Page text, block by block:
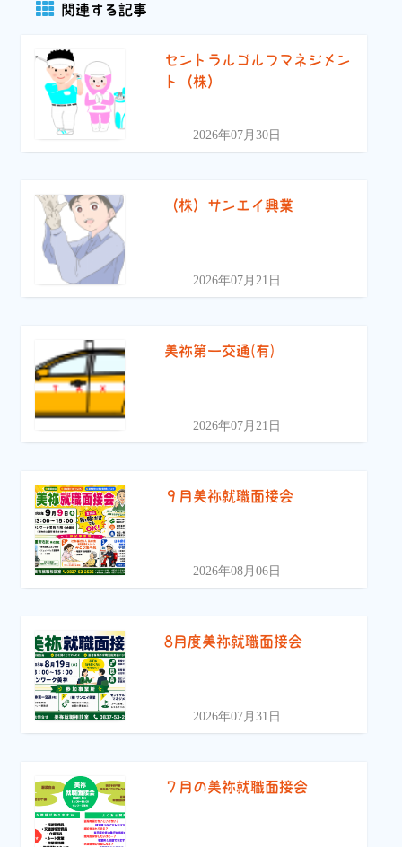
関連する記事
セントラルゴルフマネジメン
ト（株）
2026年07月30日
（株）サンエイ興業
2026年07月21日
美祢第一交通(有)
2026年07月21日
９月美祢就職面接会
2026年08月06日
8月度美祢就職面接会
2026年07月31日
７月の美祢就職面接会